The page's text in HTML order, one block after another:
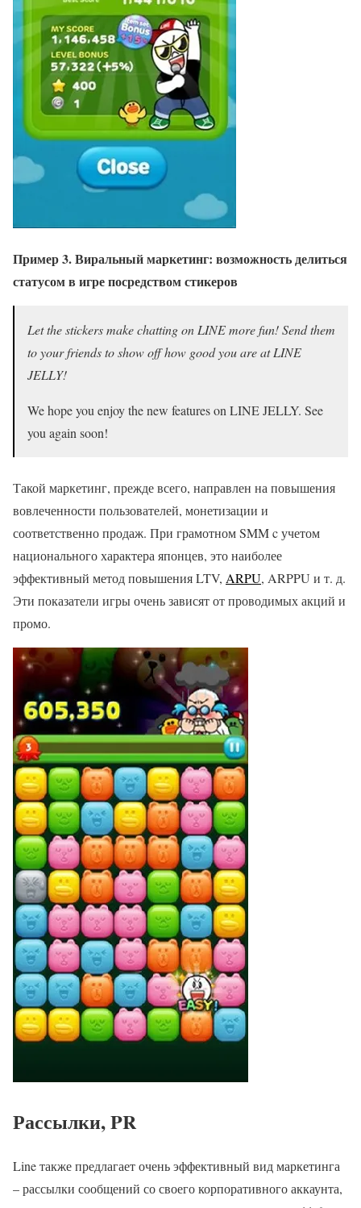
Пример 3. Виральный маркетинг: возможность делиться
статусом в игре посредством стикеров
Let the stickers make chatting on LINE more fun! Send them
to your friends to show off how good you are at LINE
JELLY!
We hope you enjoy the new features on LINE JELLY. See
you again soon!
Такой маркетинг, прежде всего, направлен на повышения
вовлеченности пользователей, монетизации и
соответственно продаж. При грамотном SMM c учетом
национального характера японцев, это наиболее
эффективный метод повышения LTV, ARPU, ARPPU и т. д.
Эти показатели игры очень зависят от проводимых акций и
промо.
Рассылки, PR
Line также предлагает очень эффективный вид маркетинга
– рассылки сообщений со своего корпоративного аккаунта,